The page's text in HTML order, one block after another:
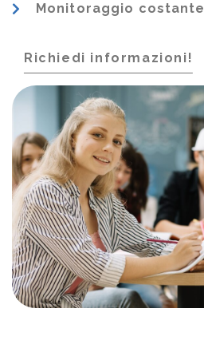
Monitoraggio costante
Richiedi informazioni!